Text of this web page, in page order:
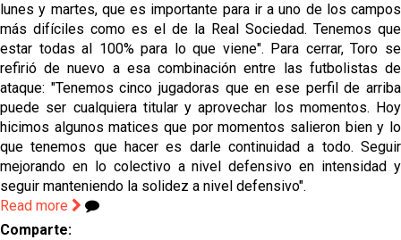
lunes y martes, que es importante para ir a uno de los campos
más difíciles como es el de la Real Sociedad. Tenemos que
estar todas al 100% para lo que viene". Para cerrar, Toro se
refirió de nuevo a esa combinación entre las futbolistas de
ataque: "Tenemos cinco jugadoras que en ese perfil de arriba
puede ser cualquiera titular y aprovechar los momentos. Hoy
hicimos algunos matices que por momentos salieron bien y lo
que tenemos que hacer es darle continuidad a todo. Seguir
mejorando en lo colectivo a nivel defensivo en intensidad y
seguir manteniendo la solidez a nivel defensivo".
Read more
Comparte: